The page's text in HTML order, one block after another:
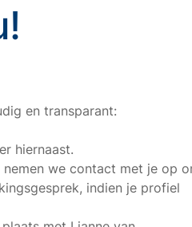
en transparant:
hiernaast.
we contact met je op
indien je profiel